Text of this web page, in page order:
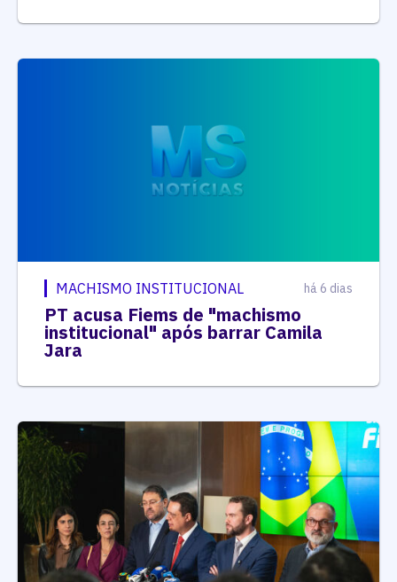
MACHISMO INSTITUCIONAL há 6 dias
PT acusa Fiems de "machismo
institucional" após barrar Camila
Jara